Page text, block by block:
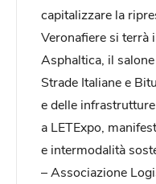
capitalizzare la
Veronafiere si terrà
Asphaltica, il
Strade Italiane e
e delle
a LETExpo,
e intermodalità
– Associazione